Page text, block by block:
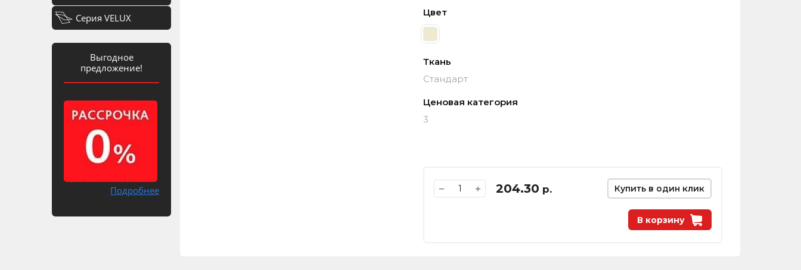
Серия VELUX
Выгодное
предложение!
Подробнее
Цвет
Ткань
Стандарт
Ценовая категория
3
− + 204.30 р.
В корзину
Купить в один клик